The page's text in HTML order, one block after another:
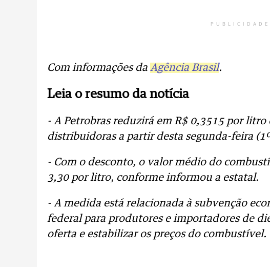
PUBLICIDADE
Com informações da Agência Brasil.
Leia o resumo da notícia
- A Petrobras reduzirá em R$ 0,3515 por
distribuidoras a partir desta segunda-feira
- Com o desconto, o valor médio do
3,30 por litro, conforme informou a estatal.
- A medida está relacionada à subvenção
federal para produtores e importadores de
oferta e estabilizar os preços do combustível.